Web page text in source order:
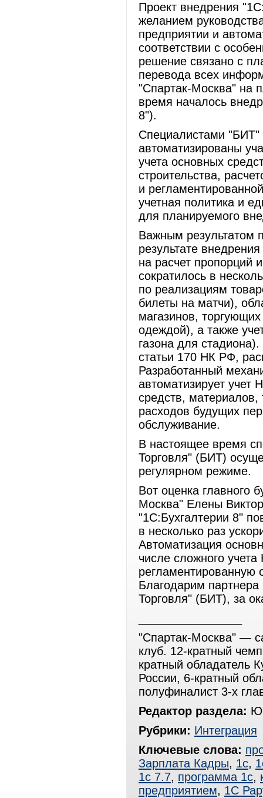
Проект внедрения
желанием
предприятии и
соответствии с
решение связано с
перевода всех
"Спартак-Москва" на
время началось
8").
Специалистами "БИТ"
автоматизированы
учета основных
строительства,
и
учетная политика и
для планируемого
Важным результатом
результате
на расчет пропорций
сократилось в
по реализациям
билеты на матчи),
магазинов,
одеждой), а также
газона для
статьи 170 НК РФ,
Разработанный
автоматизирует
средств, материалов,
расходов будущих
обслуживание.
В настоящее время
Торговля" (БИТ)
регулярном режиме.
Вот оценка главного
Москва" Елены
"1С:Бухгалтерии 8"
в несколько раз
Автоматизация
числе сложного
регламентированную
Благодарим
Торговля" (БИТ), за
"Спартак-Москва" —
клуб. 12-кратный
кратный обладатель
России, 6-кратный
полуфиналист 3-х
Редактор раздела:
Рубрики: Интеграция
Ключевые слова:
Зарплата Кадры, 1с,
1с 7.7, программа 1с,
предприятием, 1С